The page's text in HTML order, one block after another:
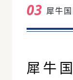
03 犀牛
犀牛